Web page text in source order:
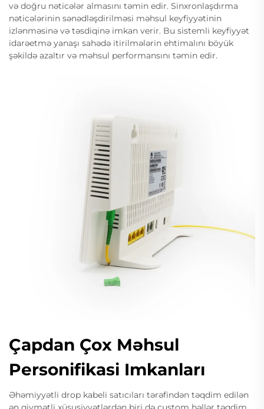
və doğru nəticələr almasını təmin edir. Sinxronlaşdırma
nəticələrinin sənədləşdirilməsi məhsul keyfiyyətinin
izlənməsinə və təsdiqinə imkan verir. Bu sistemli keyfiyyət
idarəetmə yanaşı sahədə itirilmələrin ehtimalını böyük
şəkildə azaltır və məhsul performansını təmin edir.
Çapdan Çox Məhsul
Personifikasi Imkanları
Əhəmiyyətli drop kabeli satıcıları tərəfindən təqdim edilən